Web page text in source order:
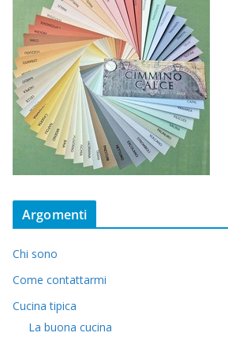
Argomenti
Chi sono
Come contattarmi
Cucina tipica
La buona cucina